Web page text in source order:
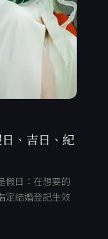
、吉日、紀
假日：在想要的
定結婚登記生效